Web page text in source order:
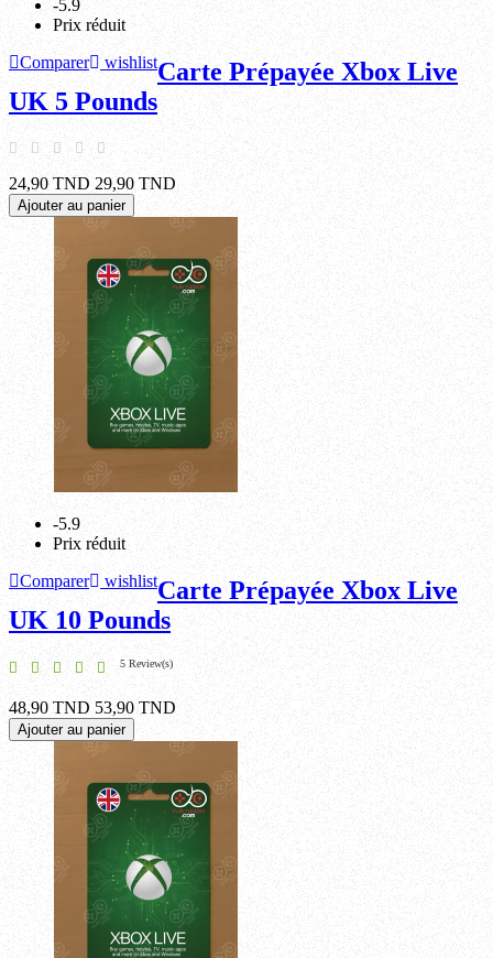
-5.9
Prix réduit
Comparer
wishlistCarte Prépayée Xbox Live
UK 5 Pounds
24,90 TND 29,90 TND
Ajouter au panier
-5.9
Prix réduit
Comparer
wishlistCarte Prépayée Xbox Live
UK 10 Pounds
5 Review(s)
48,90 TND 53,90 TND
Ajouter au panier